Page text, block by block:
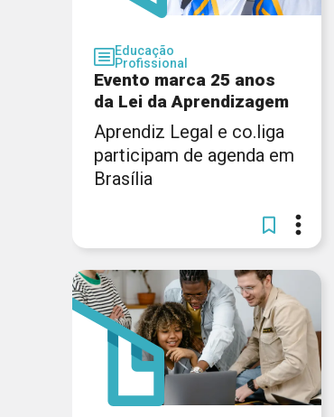
Educação
Profissional
Evento marca 25 anos
da Lei da Aprendizagem
Aprendiz Legal e co.liga
participam de agenda em
Brasília